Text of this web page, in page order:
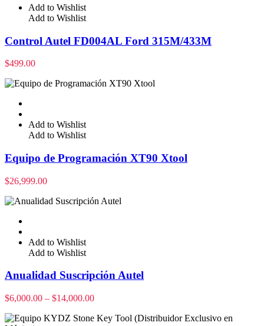
Add to Wishlist
Add to Wishlist
Control Autel FD004AL Ford 315M/433M
$499.00
Add to Wishlist
Add to Wishlist
Equipo de Programación XT90 Xtool
$26,999.00
Add to Wishlist
Add to Wishlist
Anualidad Suscripción Autel
$6,000.00 – $14,000.00